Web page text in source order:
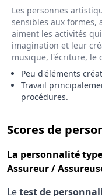
Les personnes
sensibles aux formes,
aiment les activités
imagination et leur
musique, l'écriture, le
Peu d'éléments
Travail
procédures.
Scores de
La personnalité type
Assureur /
Letest de